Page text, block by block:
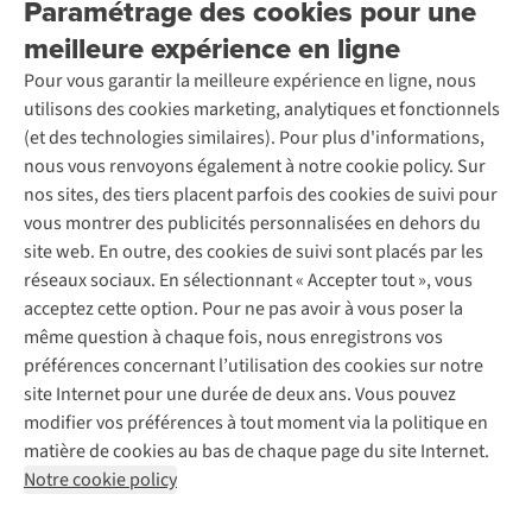
Paramétrage des cookies pour une
meilleure expérience en ligne
Pour vous garantir la meilleure expérience en ligne, nous
utilisons des cookies marketing, analytiques et fonctionnels
(et des technologies similaires). Pour plus d'informations,
nous vous renvoyons également à notre cookie policy. Sur
nos sites, des tiers placent parfois des cookies de suivi pour
vous montrer des publicités personnalisées en dehors du
site web. En outre, des cookies de suivi sont placés par les
réseaux sociaux. En sélectionnant « Accepter tout », vous
acceptez cette option. Pour ne pas avoir à vous poser la
même question à chaque fois, nous enregistrons vos
préférences concernant l’utilisation des cookies sur notre
site Internet pour une durée de deux ans. Vous pouvez
modifier vos préférences à tout moment via la politique en
matière de cookies au bas de chaque page du site Internet.
Notre cookie policy
Retourner
Rétractation d'une commande
Entretien & réparations
Garantie
Contactez-nous
Entreprise responsable
À propos d’Ayacucho
Nos magasins
À propos d’A.S.Adventure
Déclaration d'accessibilité
Location / Location sports d’hiver
Seconde-main
Entretien de ski
Service de lavage
Entretien de chaussures
Réparation de chaussures
Réparation de vêtements
Retouches
Pour les entreprises
Découvrez
A.S.Magazine
Explore Camp
Expertise & conseils
Abonnez-vous à la newsletter
Suivez-nous
Mentions légales
Politique de confidentialité
Conditions générales
Cookie Policy